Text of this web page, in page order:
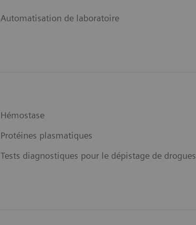
Automatisation de laboratoire
Hémostase
Protéines plasmatiques
Tests diagnostiques pour le dépistage de drogues